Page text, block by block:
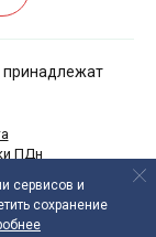
принадлежат
ПДн
ДОЛЖНА
сервисов и
сохранение